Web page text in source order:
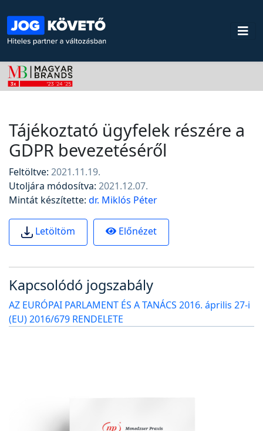
Tájékoztató ügyfelek részére a
GDPR bevezetéséről
Feltöltve: 2021.11.19.
Utoljára módosítva: 2021.12.07.
Mintát készítette: dr. Miklós Péter
Letöltöm Előnézet
Kapcsolódó jogszabály
AZ EURÓPAI PARLAMENT ÉS A TANÁCS 2016. április 27-i
(EU) 2016/679 RENDELETE